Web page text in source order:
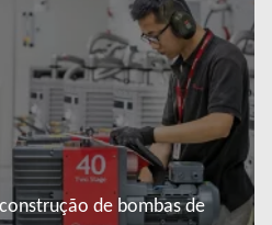
de bombas de